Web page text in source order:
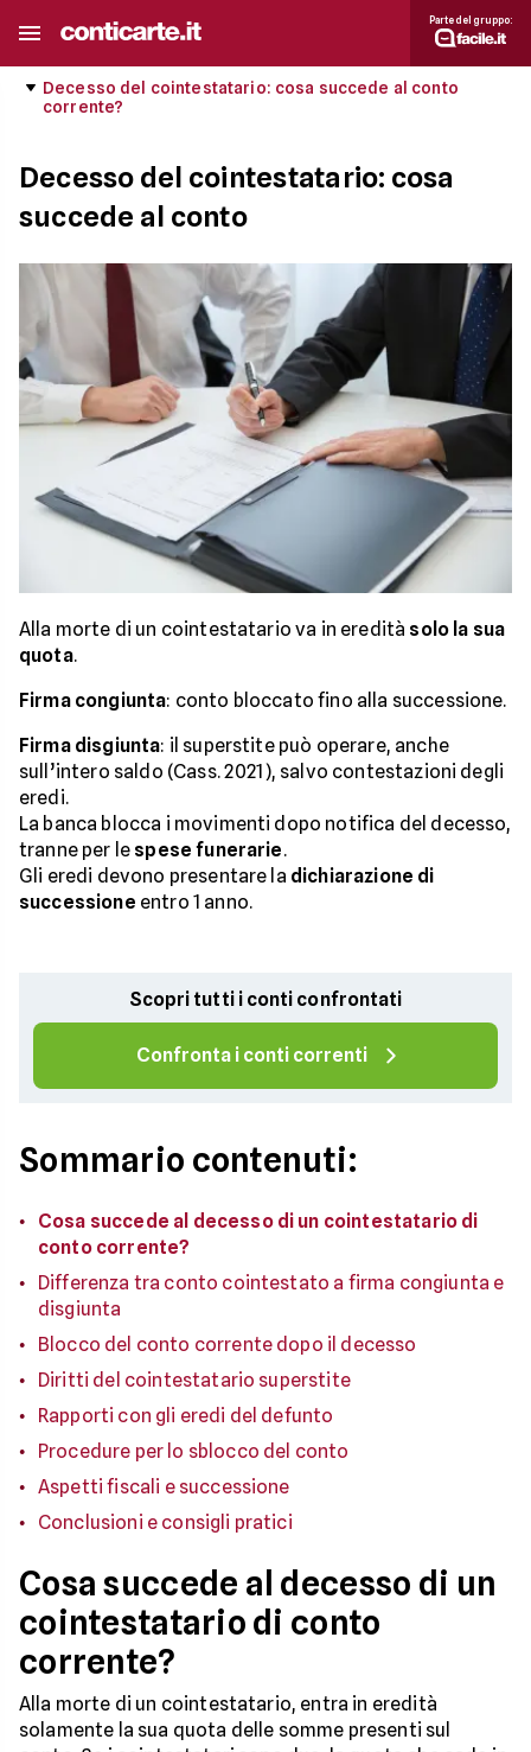
Parte del gruppo:
Decesso del cointestatario: cosa succede al conto
corrente?
Decesso del cointestatario: cosa
succede al conto
Alla morte di un cointestatario va in eredità solo la sua
quota.
Firma congiunta: conto bloccato fino alla successione.
Firma disgiunta: il superstite può operare, anche
sull’intero saldo (Cass. 2021), salvo contestazioni degli
eredi.
La banca blocca i movimenti dopo notifica del decesso,
tranne per le spese funerarie.
Gli eredi devono presentare la dichiarazione di
successione entro 1 anno.
Scopri tutti i conti confrontati
Confronta i conti correnti
Sommario contenuti:
Cosa succede al decesso di un cointestatario di
conto corrente?
Differenza tra conto cointestato a firma congiunta e
disgiunta
Blocco del conto corrente dopo il decesso
Diritti del cointestatario superstite
Rapporti con gli eredi del defunto
Procedure per lo sblocco del conto
Aspetti fiscali e successione
Conclusioni e consigli pratici
Cosa succede al decesso di un
cointestatario di conto
corrente?
Alla morte di un cointestatario, entra in eredità
solamente la sua quota delle somme presenti sul